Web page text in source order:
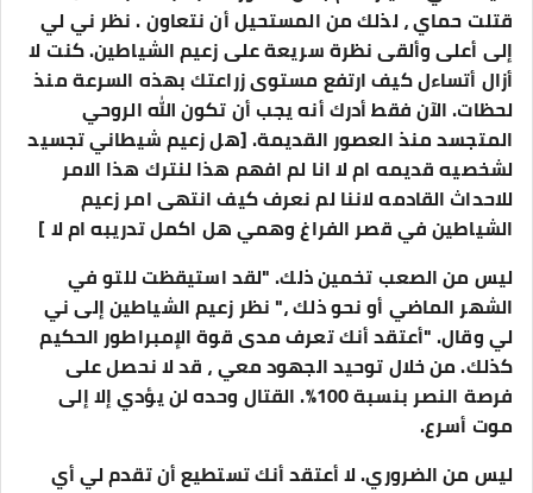
قتلت حماي ، لذلك من المستحيل أن نتعاون . نظر ني لي
إلى أعلى وألقى نظرة سريعة على زعيم الشياطين. كنت لا
أزال أتساءل كيف ارتفع مستوى زراعتك بهذه السرعة منذ
لحظات. الآن فقط أدرك أنه يجب أن تكون الله الروحي
المتجسد منذ العصور القديمة. [هل زعيم شيطاني تجسيد
لشخصيه قديمه ام لا انا لم افهم هذا لنترك هذا الامر
للاحداث القادمه لاننا لم نعرف كيف انتهى امر زعيم
الشياطين في قصر الفراغ وهمي هل اكمل تدريبه ام لا ]
ليس من الصعب تخمين ذلك. "لقد استيقظت للتو في
الشهر الماضي أو نحو ذلك ،" نظر زعيم الشياطين إلى ني
لي وقال. "أعتقد أنك تعرف مدى قوة الإمبراطور الحكيم
كذلك. من خلال توحيد الجهود معي ، قد لا نحصل على
فرصة النصر بنسبة 100%. القتال وحده لن يؤدي إلا إلى
موت أسرع.
ليس من الضروري. لا أعتقد أنك تستطيع أن تقدم لي أي